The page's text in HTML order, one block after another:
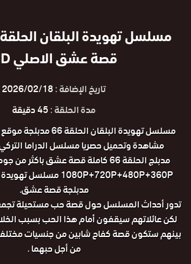
قصة عشق الاصلي HD
تاريخ الإضافة :2026/02/18
مدة الحلقة :45 دقيقة
مسلسل تهويدة البلقان
مشاهدة وتحميل حصريا مسلسل الدراما
مدبلج الحلقة 66 كاملة قصة عشق
مدبلجة قصة عشق.
تدور أحداث المسلسل حول قصة حب مستحيلة تجمع
لكن عائلاتهم سيقفون أمام هذا الحب بسبب
بينهم ستكون قصة كفاح شابين من جنسيات
من أجل حبهما .